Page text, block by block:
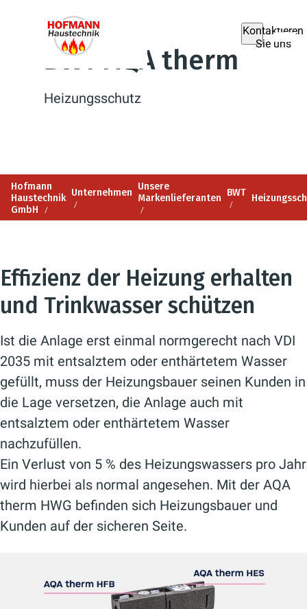
Kontaktieren
Sie uns
BWT AQA therm
Heizungsschutz
Hofmann
Haustechnik
GmbH
Unternehmen Unsere
Markenlieferanten BWT
Effizienz der Heizung erhalten
und Trinkwasser schützen
Ist die Anlage erst einmal normgerecht nach VDI
2035 mit entsalztem oder enthärtetem Wasser
gefüllt, muss der Heizungsbauer seinen Kunden in
die Lage versetzen, die Anlage auch mit
entsalztem oder enthärtetem Wasser
nachzufüllen.
Ein Verlust von 5 % des Heizungswassers pro Jahr
wird hierbei als normal angesehen. Mit der AQA
therm HWG befinden sich Heizungsbauer und
Kunden auf der sicheren Seite.